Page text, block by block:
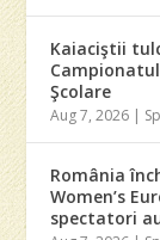
Kaiaciştii
Şcolare
Aug 7, 2026 |
România
Women’s
spectatori